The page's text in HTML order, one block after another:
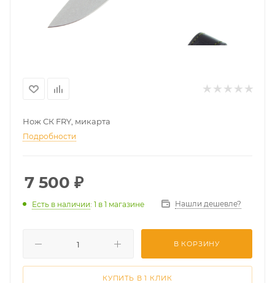
Нож СК FRY, микарта
Подробности
7 500 ₽
Есть в наличии: 1 в 1 магазине Нашли дешевле?
В КОРЗИНУ
КУПИТЬ В 1 КЛИК